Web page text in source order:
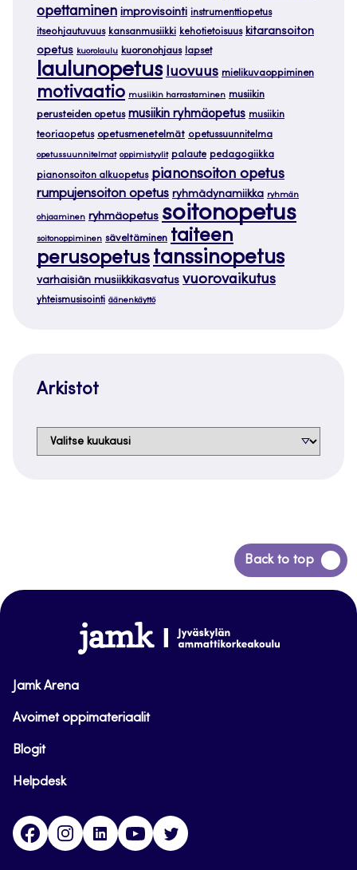
opettaminen improvisointi instrumenttiopetus
itseohjautuvuus kansanmusiikki kehotietoisuus kitaransoiton
opetus kuorolaulu kuoronohjaus lapset
laulunopetus luovuus mielikuvaoppiminen
motivaatio musiikin harrastaminen musiikin
perusteiden opetus musiikin ryhmäopetus musiikin
teoriaopetus opetusmenetelmät opetussuunnitelma
opetussuunnitelmat oppimistyylit palaute pedagogiikka
pianonsoiton alkuopetus pianonsoiton opetus
rumpujensoiton opetus ryhmädynamiikka ryhmän
ohjaaminen ryhmäopetus soitonopetus
soitonoppiminen säveltäminen taiteen
perusopetus tanssinopetus
varhaisiän musiikkikasvatus vuorovaikutus
yhteismusisointi äänenkäyttö
Arkistot
Arkistot
Back to top
Siirry
takaisin
www.jamk.fi
Jamk Arena
Avoimet oppimateriaalit
Blogit
Helpdesk
FacebookInstagram
LinkedInYoutube